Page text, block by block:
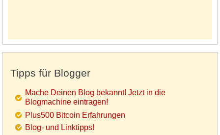
Tipps für Blogger
Mache Deinen Blog bekannt! Jetzt in die
Blogmachine eintragen!
Plus500 Bitcoin Erfahrungen
Blog- und Linktipps!